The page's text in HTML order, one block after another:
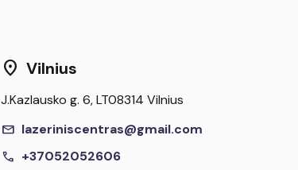
location_on Vilnius
J.Kazlausko g. 6, LT08314 Vilnius
mail lazeriniscentras@gmail.com
call +37052052606